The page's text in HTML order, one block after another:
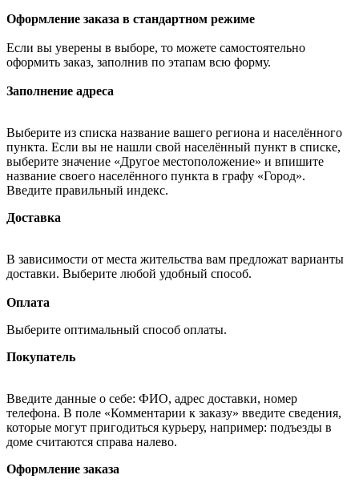
Оформление заказа в стандартном режиме
Если вы уверены в выборе, то можете самостоятельно
оформить заказ, заполнив по этапам всю форму.
Заполнение адреса
Выберите из списка название вашего региона и населённого
пункта. Если вы не нашли свой населённый пункт в списке,
выберите значение «Другое местоположение» и впишите
название своего населённого пункта в графу «Город».
Введите правильный индекс.
Доставка
В зависимости от места жительства вам предложат варианты
доставки. Выберите любой удобный способ.
Оплата
Выберите оптимальный способ оплаты.
Покупатель
Введите данные о себе: ФИО, адрес доставки, номер
телефона. В поле «Комментарии к заказу» введите сведения,
которые могут пригодиться курьеру, например: подъезды в
доме считаются справа налево.
Оформление заказа